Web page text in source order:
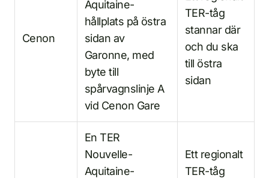
Cenon
Aquitaine-
hållplats på östra
sidan av
Garonne, med
byte till
spårvagnslinje A
vid Cenon Gare
TER-tåg
stannar där
och du ska
till östra
sidan
En TER
Nouvelle-
Aquitaine-
Ett regionalt
TER-tåg